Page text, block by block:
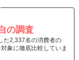
の調査
た2,337名の消費者の
象に徹底比較していま